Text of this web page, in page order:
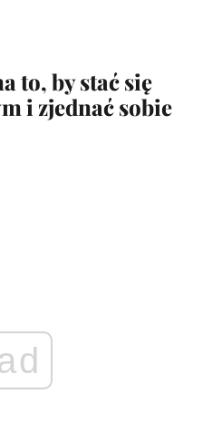
to, by stać się
i zjednać sobie